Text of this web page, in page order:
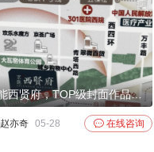
京能西贤府，TOP级封面作品，尽藏御制美学，宋风园林，西四环边
赵亦奇 05-28  在线咨询